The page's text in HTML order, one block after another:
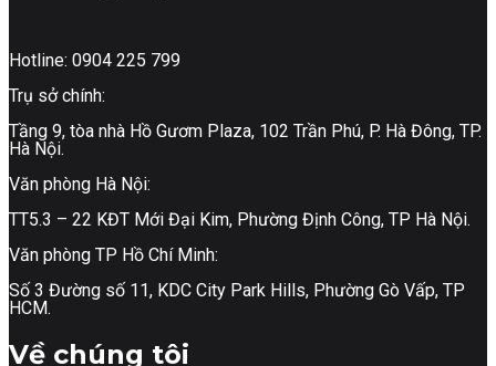
Hotline: 0904 225 799
Trụ sở chính:
Tầng 9, tòa nhà Hồ Gươm Plaza, 102 Trần Phú, P. Hà Đông, TP.
Hà Nội.
Văn phòng Hà Nội:
TT5.3 – 22 KĐT Mới Đại Kim, Phường Định Công, TP Hà Nội.
Văn phòng TP Hồ Chí Minh:
Số 3 Đường số 11, KDC City Park Hills, Phường Gò Vấp, TP
HCM.
Về chúng tôi